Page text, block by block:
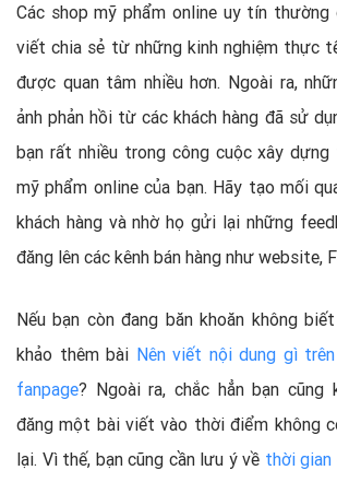
Các shop mỹ phẩm online uy tín thường
viết chia sẻ từ những kinh nghiệm thực
được quan tâm nhiều hơn. Ngoài ra,
ảnh phản hồi từ các khách hàng đã sử
bạn rất nhiều trong công cuộc xây dựng
mỹ phẩm online của bạn. Hãy tạo mối
khách hàng và nhờ họ gửi lại những
đăng lên các kênh bán hàng như website,
Nếu bạn còn đang băn khoăn không
khảo thêm bài Nên viết nội dung gì
fanpage? Ngoài ra, chắc hẳn bạn cũng
đăng một bài viết vào thời điểm không
lại. Vì thế, bạn cũng cần lưu ý về thời gian